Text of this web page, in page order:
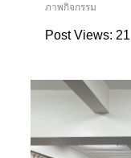
ภาพกิจกรรม
Post Views: 21